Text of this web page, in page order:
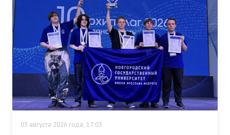
03 августа 2026 года, 17:03